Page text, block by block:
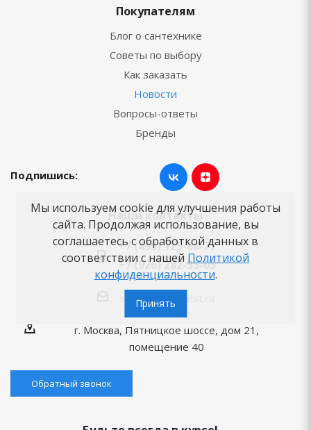
Покупателям
Блог о сантехнике
Советы по выбору
Как заказать
Новости
Вопросы-ответы
Бренды
Подпишись:
Наши контакты
+7 (495) 125-80-77
+7 (926) 282-55-05
shop@vannabest.ru
г. Москва, Пятницкое шоссе, дом 21,
помещение 40
Обратный звонок
Мы используем cookie для улучшения работы
сайта. Продолжая использование, вы
соглашаетесь с обработкой данных в
соответствии с нашей Политикой
конфиденциальности.
Принять